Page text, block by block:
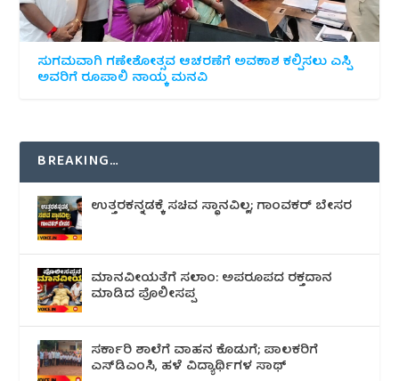
ಸುಗಮವಾಗಿ ಗಣೇಶೋತ್ಸವ ಆಚರಣೆಗೆ ಅವಕಾಶ ಕಲ್ಪಿಸಲು ಎಸ್ಪಿ
ಅವರಿಗೆ ರೂಪಾಲಿ ನಾಯ್ಕ ಮನವಿ
BREAKING…
ಉತ್ತರಕನ್ನಡಕ್ಕೆ ಸಚಿವ ಸ್ಥಾನವಿಲ್ಲ; ಗಾಂವಕರ್ ಬೇಸರ
ಮಾನವೀಯತೆಗೆ ಸಲಾಂ: ಅಪರೂಪದ ರಕ್ತದಾನ
ಮಾಡಿದ ಪೊಲೀಸಪ್ಪ
ಸರ್ಕಾರಿ ಶಾಲೆಗೆ ವಾಹನ ಕೊಡುಗೆ; ಪಾಲಕರಿಗೆ
ಎಸ್‌ಡಿಎಂಸಿ, ಹಳೆ ವಿದ್ಯಾರ್ಥಿಗಳ ಸಾಥ್